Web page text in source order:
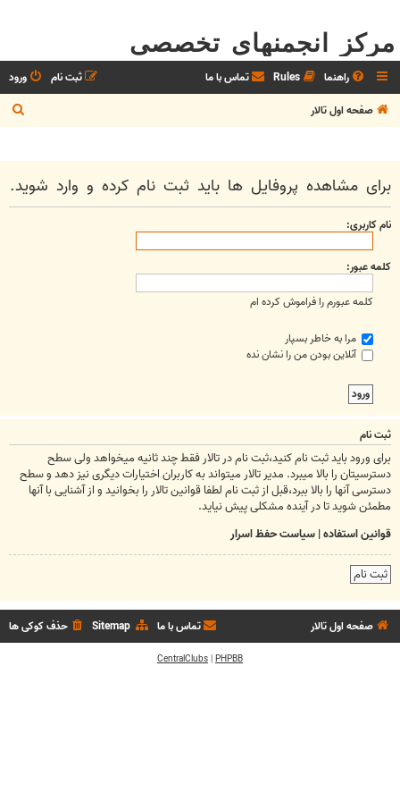
مرکز انجمنهای تخصصی
راهنما Rules تماس با ما ورود
ثبت نام
صفحه اول تالار
س
و
برای مشاهده پروفایل ها باید ثبت نام کرده و وارد شوید.
نام کاربری:
کلمه عبور:
کلمه عبورم را فراموش کرده ام
مرا به خاطر بسپار
آنلاین بودن من را نشان نده
ثبت نام
برای ورود باید ثبت نام کنید،ثبت نام در تالار فقط چند ثانیه میخواهد ولی سطح
دسترسیتان را بالا میبرد. مدیر تالار میتواند به کاربران اختیارات دیگری نیز دهد و سطح
دسترسی آنها را بالا ببرد،قبل از ثبت نام لطفا قوانین تالار را بخوانید و از آشنایی با آنها
مطمئن شوید تا در آینده مشکلی پیش نیاید.
قوانین استفاده|سیاست حفظ اسرار
ثبت نام
صفحه اول تالار حذف کوکی ها Sitemap تماس با ما
PHPBB
|
CentralClubs